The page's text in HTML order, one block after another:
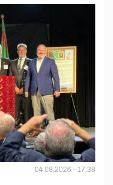
04.08.2026 - 17:38